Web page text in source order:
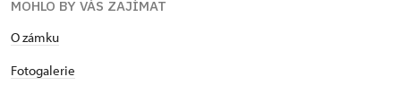
MOHLO BY VÁS ZAJÍMAT
O zámku
Fotogalerie